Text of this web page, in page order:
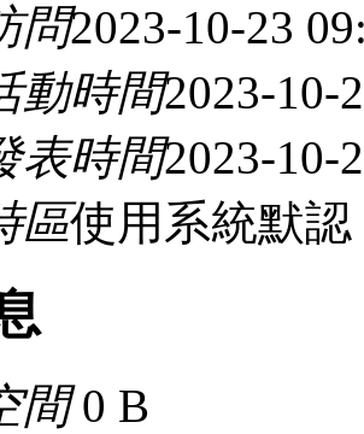
問2023-10-23
動時間2023-10-
表時間2023-10-
區使用系統默認
間0 B